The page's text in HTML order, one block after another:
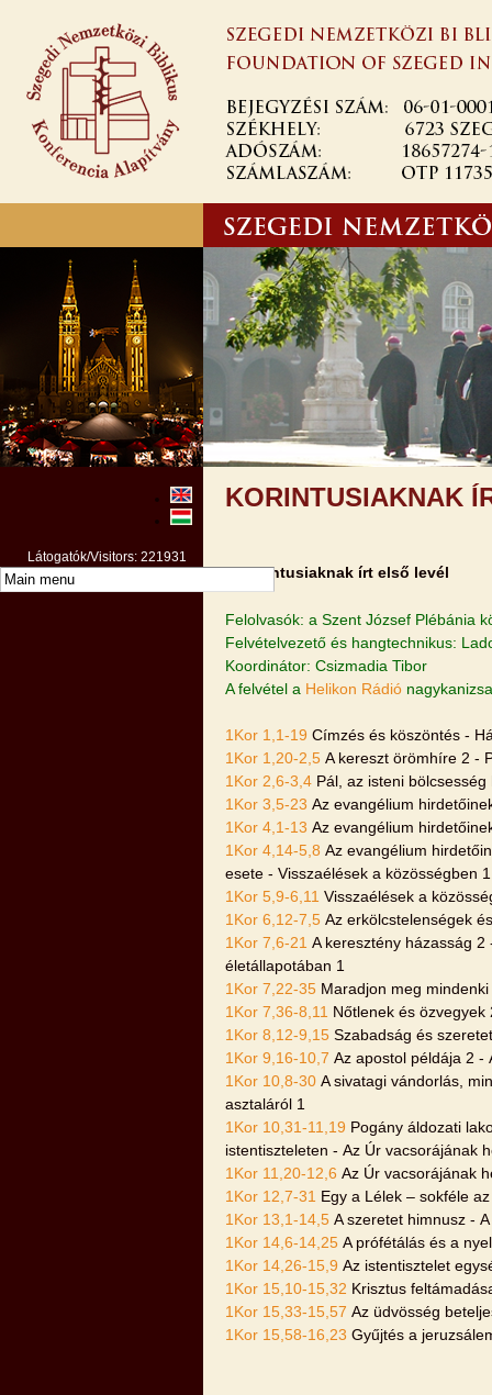
KORINTUSIAKNAK
A Korintusiaknak írt első levél
Felolvasók: a Szent József Plébánia
Felvételvezető és hangtechnikus:
Koordinátor: Csizmadia Tibor
A felvétel a Helikon Rádió
1Kor 1,1-19 Címzés és köszöntés -
1Kor 1,20-2,5 A kereszt örömhíre 2 -
1Kor 2,6-3,4 Pál, az isteni
1Kor 3,5-23 Az evangélium
1Kor 4,1-13 Az evangélium
1Kor 4,14-5,8 Az evangélium
esete - Visszaélések a közösségben 1
1Kor 5,9-6,11 Visszaélések a
1Kor 6,12-7,5 Az erkölcstelenségek
1Kor 7,6-21 A keresztény házasság
életállapotában 1
1Kor 7,22-35 Maradjon meg
1Kor 7,36-8,11 Nőtlenek és
1Kor 8,12-9,15 Szabadság és
1Kor 9,16-10,7 Az apostol példája 2 -
1Kor 10,8-30 A sivatagi vándorlás,
asztaláról 1
1Kor 10,31-11,19 Pogány áldozati
istentiszteleten - Az Úr vacsorájának
1Kor 11,20-12,6 Az Úr vacsorájának
1Kor 12,7-31 Egy a Lélek – sokféle
1Kor 13,1-14,5 A szeretet himnusz -
1Kor 14,6-14,25 A prófétálás és a
1Kor 14,26-15,9 Az istentisztelet
1Kor 15,10-15,32 Krisztus
1Kor 15,33-15,57 Az üdvösség
1Kor 15,58-16,23 Gyűjtés a
Látogatók/Visitors: 221931